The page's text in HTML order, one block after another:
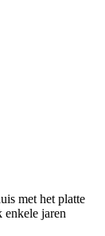
met het platte
enkele jaren